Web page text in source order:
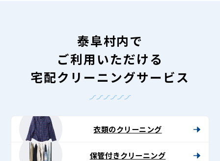
ト〉
泰阜村内で
ご利用いただける
宅配クリーニングサービス
衣類のクリーニング
保管付きクリーニング